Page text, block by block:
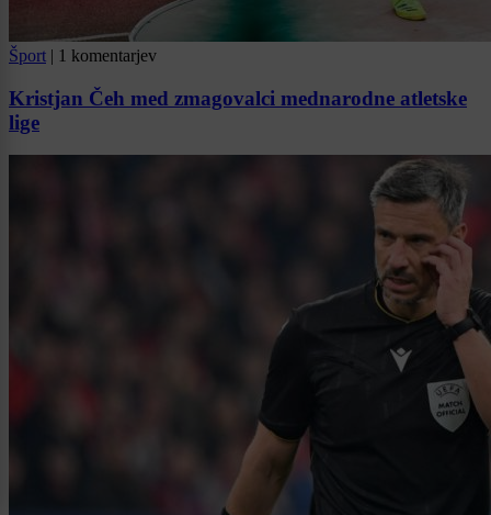
Šport | 1 komentarjev
Kristjan Čeh med zmagovalci mednarodne atletske
lige